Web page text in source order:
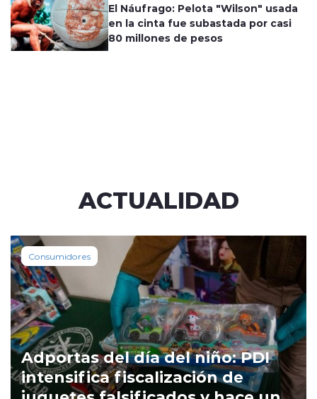
El Náufrago: Pelota "Wilson" usada
en la cinta fue subastada por casi
80 millones de pesos
ACTUALIDAD
Consumidores
Adportas del día del niño: PDI
intensifica fiscalización de